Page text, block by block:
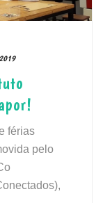
férias
pelo